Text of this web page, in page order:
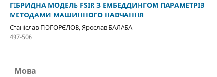
ГІБРИДНА МОДЕЛЬ FSIR З ЕМБЕДДИНГОМ ПАРАМЕТРІВ
МЕТОДАМИ МАШИННОГО НАВЧАННЯ
Станіслав ПОГОРЄЛОВ, Ярослав БАЛАБА
497-506
Мова